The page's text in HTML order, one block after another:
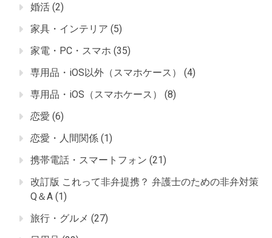
婚活 (2)
家具・インテリア (5)
家電・PC・スマホ (35)
専用品・iOS以外（スマホケース）
(4)
専用品・iOS（スマホケース）
(8)
恋愛 (6)
恋愛・人間関係 (1)
携帯電話・スマートフォン (21)
改訂版 これって非弁提携？ 弁護士のための非弁対策
Q＆A (1)
旅行・グルメ (27)